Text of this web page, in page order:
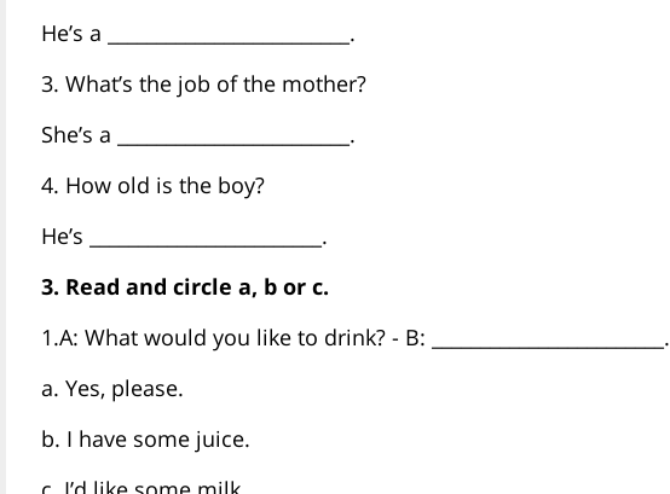
He’s a _________________________.
3. What’s the job of the mother?
She’s a ________________________.
4. How old is the boy?
He’s ________________________.
3. Read and circle a, b or c.
1.A: What would you like to drink? - B: ________________________.
a. Yes, please.
b. I have some juice.